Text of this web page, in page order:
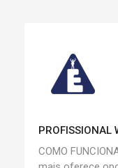
PROFISSIONAL
COMO